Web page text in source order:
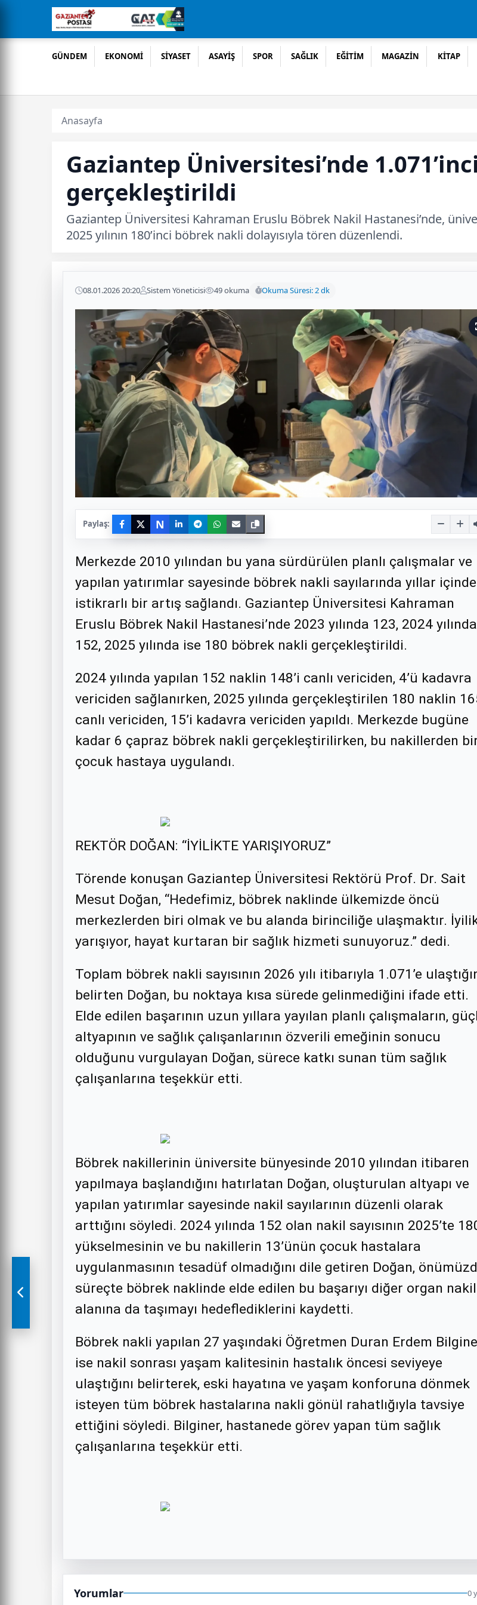
GÜNDEM EKONOMİ SİYASET ASAYİŞ SPOR SAĞLIK EĞİTİM MAGAZİN KİTAP
Anasayfa
Gaziantep Üniversitesi’nde
gerçekleştirildi
Gaziantep Üniversitesi Kahraman Eruslu Böbrek Nakil Hastanesi’nde,
2025 yılının 180’inci böbrek nakli dolayısıyla tören düzenlendi.
08.01.2026 20:20 Sistem Yöneticisi 49 okuma Okuma Süresi: 2 dk
Paylaş: N
Merkezde 2010 yılından bu yana sürdürülen planlı çalışmalar ve
yapılan yatırımlar sayesinde böbrek nakli sayılarında yıllar içinde
istikrarlı bir artış sağlandı. Gaziantep Üniversitesi Kahraman
Eruslu Böbrek Nakil Hastanesi’nde 2023 yılında 123, 2024 yılında
152, 2025 yılında ise 180 böbrek nakli gerçekleştirildi.
2024 yılında yapılan 152 naklin 148’i canlı vericiden, 4’ü kadavra
vericiden sağlanırken, 2025 yılında gerçekleştirilen 180 naklin
canlı vericiden, 15’i kadavra vericiden yapıldı. Merkezde bugüne
kadar 6 çapraz böbrek nakli gerçekleştirilirken, bu nakillerden
çocuk hastaya uygulandı.
REKTÖR DOĞAN: “İYİLİKTE YARIŞIYORUZ”
Törende konuşan Gaziantep Üniversitesi Rektörü Prof. Dr. Sait
Mesut Doğan, “Hedefimiz, böbrek naklinde ülkemizde öncü
merkezlerden biri olmak ve bu alanda birinciliğe ulaşmaktır.
yarışıyor, hayat kurtaran bir sağlık hizmeti sunuyoruz.” dedi.
Toplam böbrek nakli sayısının 2026 yılı itibarıyla 1.071’e
belirten Doğan, bu noktaya kısa sürede gelinmediğini ifade etti.
Elde edilen başarının uzun yıllara yayılan planlı çalışmaların,
altyapının ve sağlık çalışanlarının özverili emeğinin sonucu
olduğunu vurgulayan Doğan, sürece katkı sunan tüm sağlık
çalışanlarına teşekkür etti.
Böbrek nakillerinin üniversite bünyesinde 2010 yılından itibaren
yapılmaya başlandığını hatırlatan Doğan, oluşturulan altyapı ve
yapılan yatırımlar sayesinde nakil sayılarının düzenli olarak
arttığını söyledi. 2024 yılında 152 olan nakil sayısının 2025’te
yükselmesinin ve bu nakillerin 13’ünün çocuk hastalara
uygulanmasının tesadüf olmadığını dile getiren Doğan,
süreçte böbrek naklinde elde edilen bu başarıyı diğer organ
alanına da taşımayı hedeflediklerini kaydetti.
Böbrek nakli yapılan 27 yaşındaki Öğretmen Duran Erdem
ise nakil sonrası yaşam kalitesinin hastalık öncesi seviyeye
ulaştığını belirterek, eski hayatına ve yaşam konforuna dönmek
isteyen tüm böbrek hastalarına nakli gönül rahatlığıyla tavsiye
ettiğini söyledi. Bilginer, hastanede görev yapan tüm sağlık
çalışanlarına teşekkür etti.
Yorumlar 0